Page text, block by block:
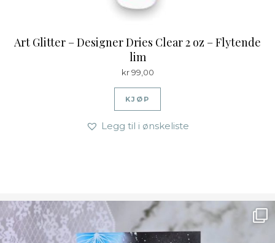
Art Glitter – Designer Dries Clear 2 oz – Flytende
lim
kr99,00
KJØP
Legg til i ønskeliste
Ønsk